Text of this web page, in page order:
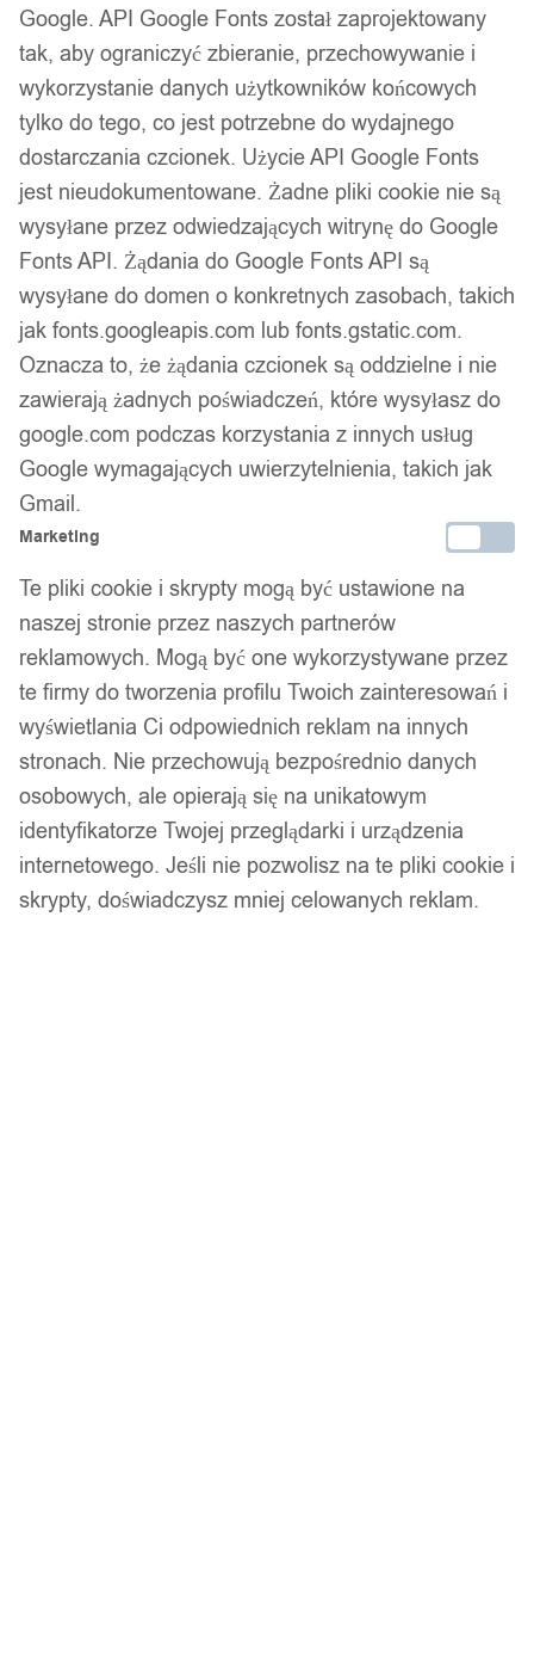
14 dni na zwrot
Wsparcie w zakupie
Podobne produkty
Produkty, które mogą Cię zainteresować
Opaska tęczowa tęcza lgbt bransoletka unisex
100
Google. API Google Fonts został zaprojektowany
tak, aby ograniczyć zbieranie, przechowywanie i
wykorzystanie danych użytkowników końcowych
tylko do tego, co jest potrzebne do wydajnego
dostarczania czcionek. Użycie API Google Fonts
jest nieudokumentowane. Żadne pliki cookie nie są
wysyłane przez odwiedzających witrynę do Google
Fonts API. Żądania do Google Fonts API są
wysyłane do domen o konkretnych zasobach, takich
jak fonts.googleapis.com lub fonts.gstatic.com.
Oznacza to, że żądania czcionek są oddzielne i nie
zawierają żadnych poświadczeń, które wysyłasz do
google.com podczas korzystania z innych usług
Google wymagających uwierzytelnienia, takich jak
Gmail.
Marketing
Te pliki cookie i skrypty mogą być ustawione na
naszej stronie przez naszych partnerów
reklamowych. Mogą być one wykorzystywane przez
te firmy do tworzenia profilu Twoich zainteresowań i
wyświetlania Ci odpowiednich reklam na innych
stronach. Nie przechowują bezpośrednio danych
osobowych, ale opierają się na unikatowym
identyfikatorze Twojej przeglądarki i urządzenia
internetowego. Jeśli nie pozwolisz na te pliki cookie i
skrypty, doświadczysz mniej celowanych reklam.